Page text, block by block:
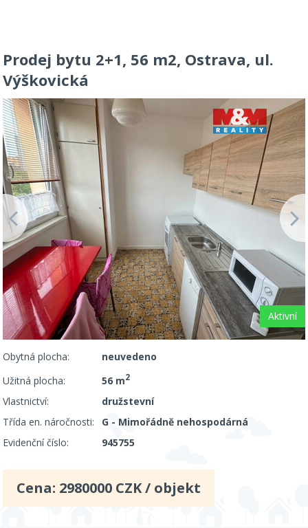
Prodej bytu 2+1, 56 m2, Ostrava, ul.
Výškovická
Aktivní
Obytná plocha:
neuvedeno
Užitná plocha:
56 m2
Vlastnictví:
družstevní
Třída en. náročnosti:
G - Mimořádně nehospodárná
Evidenční číslo:
945755
Cena: 2980000 CZK / objekt